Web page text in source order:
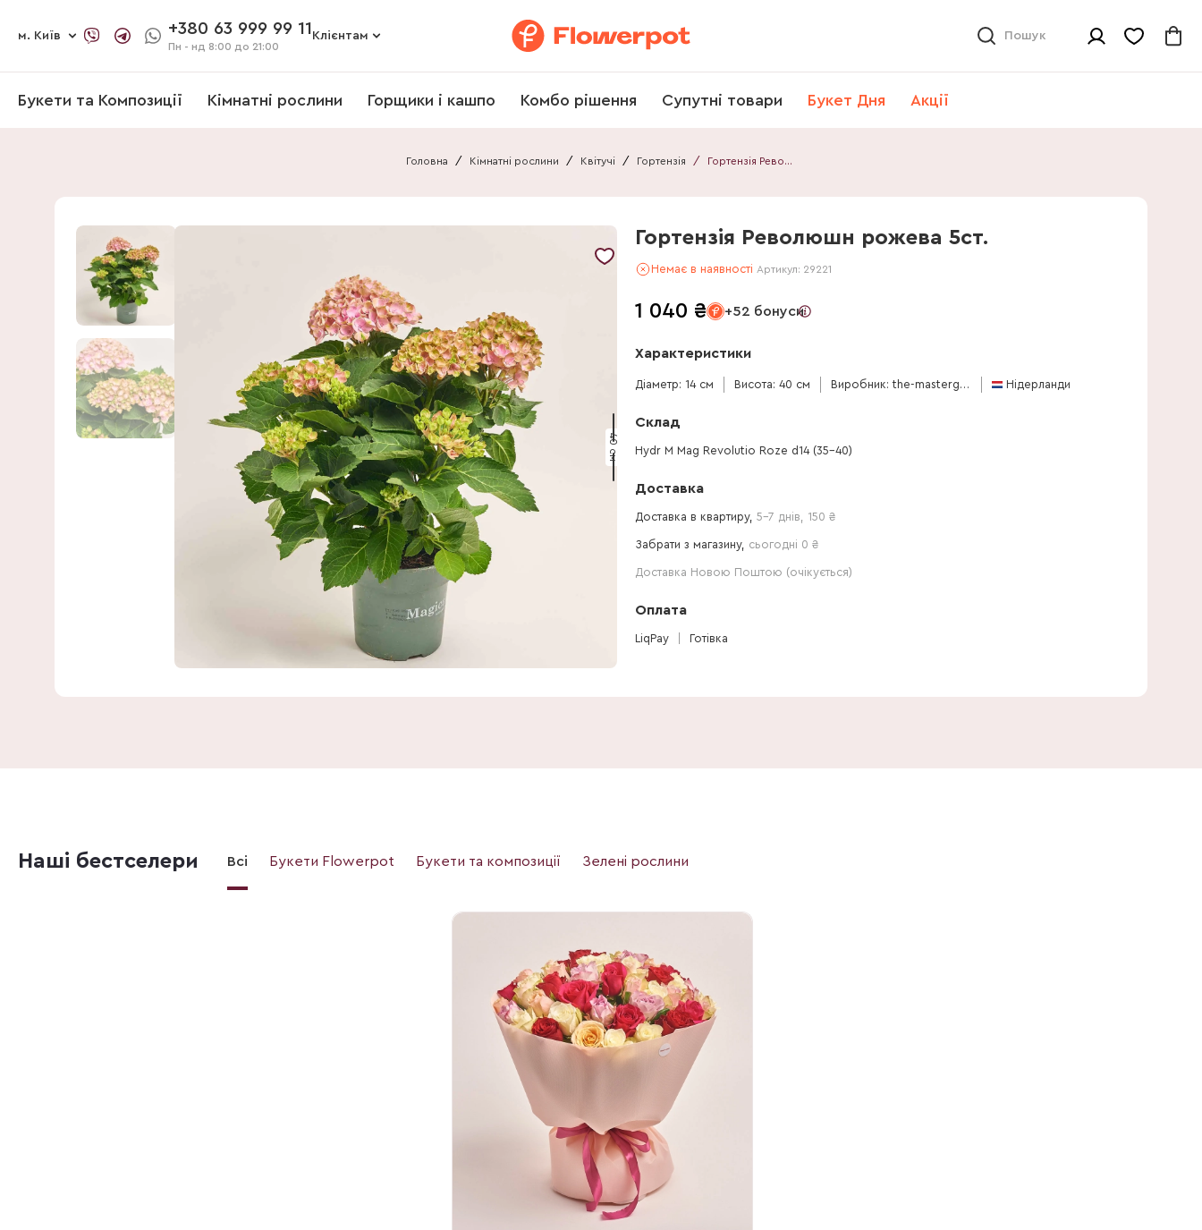
м. Київ +380 63 999 99 11
Пн - нд 8:00 до 21:00
Клієнтам Пошук
Букети та Композиції Кімнатні рослини Горщики і кашпо Комбо рішення Супутні товари Букет Дня Акції
Головна / Кімнатні рослини / Квітучі / Гортензія / Гортензія Революшн рожева 5ст.
40 см
Гортензія Революшн рожева 5ст.
Немає в наявності Артикул: 29221
1 040 ₴ +52 бонуси
Характеристики
Діаметр: 14 см Висота: 40 см Виробник: the-mastergrowers Нідерланди
Склад
Hydr M Mag Revolutio Roze d14 (35-40)
Доставка
Доставка в квартиру, 5-7 днів 150 ₴
Забрати з магазину, сьогодні 0 ₴
Доставка Новою Поштою (очікується)
Оплата
LiqPay Готівка
Наші бестселери Всі Букети Flowerpot Букети та композиції Зелені рослини